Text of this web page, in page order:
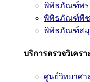
พิพิธภัณฑ์พร
พิพิธภัณฑ์พืช
พิพิธภัณฑ์สมุ
บริการตรวจวิเคร
ศูนย์วิทยาศา